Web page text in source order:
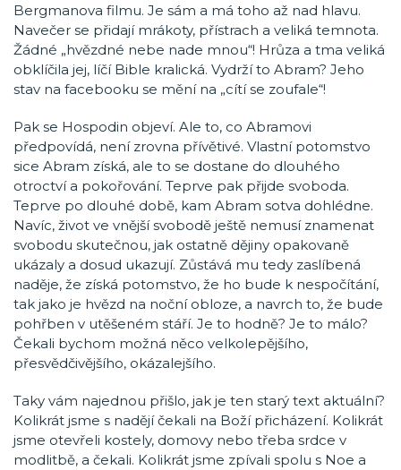
Bergmanova filmu. Je sám a má toho až nad hlavu.
Navečer se přidají mrákoty, přístrach a veliká temnota.
Žádné „hvězdné nebe nade mnou“! Hrůza a tma veliká
obklíčila jej, líčí Bible kralická. Vydrží to Abram? Jeho
stav na facebooku se mění na „cítí se zoufale“!
Pak se Hospodin objeví. Ale to, co Abramovi
předpovídá, není zrovna přívětivé. Vlastní potomstvo
sice Abram získá, ale to se dostane do dlouhého
otroctví a pokořování. Teprve pak přijde svoboda.
Teprve po dlouhé době, kam Abram sotva dohlédne.
Navíc, život ve vnější svobodě ještě nemusí znamenat
svobodu skutečnou, jak ostatně dějiny opakovaně
ukázaly a dosud ukazují. Zůstává mu tedy zaslíbená
naděje, že získá potomstvo, že ho bude k nespočítání,
tak jako je hvězd na noční obloze, a navrch to, že bude
pohřben v utěšeném stáří. Je to hodně? Je to málo?
Čekali bychom možná něco velkolepějšího,
přesvědčivějšího, okázalejšího.
Taky vám najednou přišlo, jak je ten starý text aktuální?
Kolikrát jsme s nadějí čekali na Boží přicházení. Kolikrát
jsme otevřeli kostely, domovy nebo třeba srdce v
modlitbě, a čekali. Kolikrát jsme zpívali spolu s Noe a